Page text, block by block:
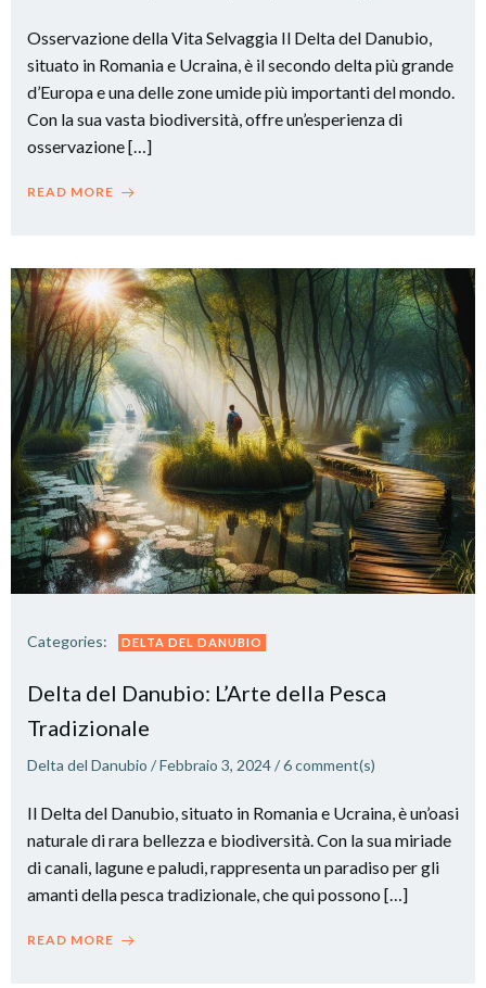
Osservazione della Vita Selvaggia Il Delta del Danubio,
situato in Romania e Ucraina, è il secondo delta più grande
d’Europa e una delle zone umide più importanti del mondo.
Con la sua vasta biodiversità, offre un’esperienza di
osservazione […]
READ MORE
Categories: DELTA DEL DANUBIO
Delta del Danubio: L’Arte della Pesca
Tradizionale
Delta del Danubio /Febbraio 3, 2024/6comment(s)
Il Delta del Danubio, situato in Romania e Ucraina, è un’oasi
naturale di rara bellezza e biodiversità. Con la sua miriade
di canali, lagune e paludi, rappresenta un paradiso per gli
amanti della pesca tradizionale, che qui possono […]
READ MORE